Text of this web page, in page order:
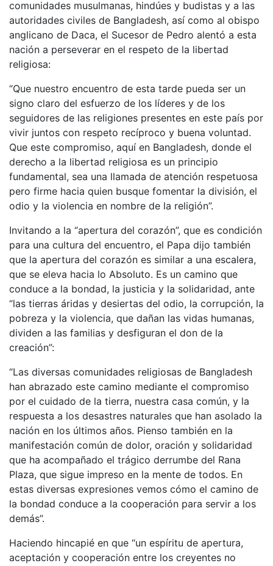
comunidades musulmanas, hindúes y budistas y a las
autoridades civiles de Bangladesh, así como al obispo
anglicano de Daca, el Sucesor de Pedro alentó a esta
nación a perseverar en el respeto de la libertad
religiosa:
“Que nuestro encuentro de esta tarde pueda ser un
signo claro del esfuerzo de los líderes y de los
seguidores de las religiones presentes en este país por
vivir juntos con respeto recíproco y buena voluntad.
Que este compromiso, aquí en Bangladesh, donde el
derecho a la libertad religiosa es un principio
fundamental, sea una llamada de atención respetuosa
pero firme hacia quien busque fomentar la división, el
odio y la violencia en nombre de la religión”.
Invitando a la “apertura del corazón”, que es condición
para una cultura del encuentro, el Papa dijo también
que la apertura del corazón es similar a una escalera,
que se eleva hacia lo Absoluto. Es un camino que
conduce a la bondad, la justicia y la solidaridad, ante
“las tierras áridas y desiertas del odio, la corrupción, la
pobreza y la violencia, que dañan las vidas humanas,
dividen a las familias y desfiguran el don de la
creación”:
“Las diversas comunidades religiosas de Bangladesh
han abrazado este camino mediante el compromiso
por el cuidado de la tierra, nuestra casa común, y la
respuesta a los desastres naturales que han asolado la
nación en los últimos años. Pienso también en la
manifestación común de dolor, oración y solidaridad
que ha acompañado el trágico derrumbe del Rana
Plaza, que sigue impreso en la mente de todos. En
estas diversas expresiones vemos cómo el camino de
la bondad conduce a la cooperación para servir a los
demás”.
Haciendo hincapié en que “un espíritu de apertura,
aceptación y cooperación entre los creyentes no